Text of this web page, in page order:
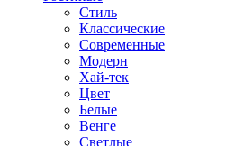
Стиль
Классические
Современные
Модерн
Хай-тек
Цвет
Белые
Венге
Светлые